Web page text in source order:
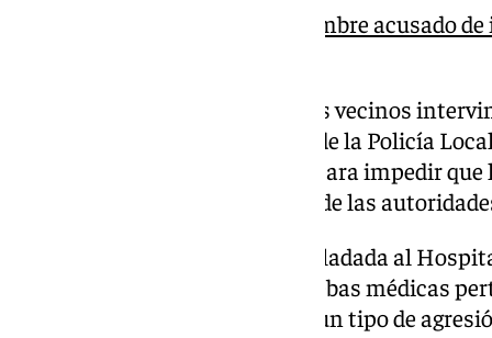
Detenido en Lucena un hombre acusado
Al percatarse de la situación, los vecinos
al sospechoso hasta la llegada de la Policía
La actuación vecinal fue clave para impedir
facilitar la rápida intervención de las
Mientras tanto, la niña fue trasladada al
donde se le practicaron las pruebas médicas
determinar si había sufrido algún tipo de